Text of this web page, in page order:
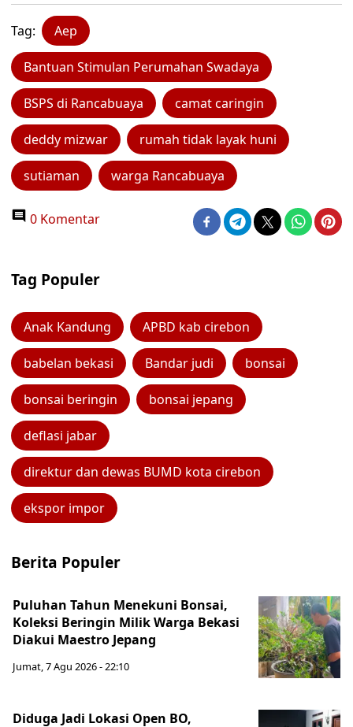
Tag: Aep
Bantuan Stimulan Perumahan Swadaya
BSPS di Rancabuaya camat caringin
deddy mizwar rumah tidak layak huni
sutiaman warga Rancabuaya
0 Komentar
Tag Populer
Anak Kandung APBD kab cirebon
babelan bekasi Bandar judi bonsai
bonsai beringin bonsai jepang
deflasi jabar
direktur dan dewas BUMD kota cirebon
ekspor impor
Berita Populer
Puluhan Tahun Menekuni Bonsai,
Koleksi Beringin Milik Warga Bekasi
Diakui Maestro Jepang
Jumat, 7 Agu 2026 - 22:10
Diduga Jadi Lokasi Open BO,